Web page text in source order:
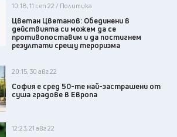
10:18, 11 сеп 22 / Политика
Цветан Цветанов: Обединени в
действията си можем да се
противопоставим и да постигнем
резултати срещу тероризма
20:15, 30 авг 22
София е сред 50-те най-застрашени от
суша градове в Европа
12:23, 21 авг 22